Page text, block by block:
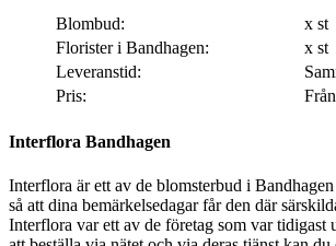
Blombud:
x st
Florister i Bandhagen:
x st
Leveranstid:
Pris:
Interflora Bandhagen
Interflora är ett av de blomsterbud i
så att dina bemärkelsedagar får den där
Interflora var ett av de företag som var tidigast